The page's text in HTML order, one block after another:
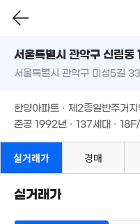
2.3억
6.85억
106m²
69m²
54m² 1.25억
51m²
3.35억
'07. 05
필터 매물 탐색
서울시 관악구 신림동
준공 1992년 · 137세대 · 18F/B1
서울특별시 관악구 신림
서울특별시 관악구 미성5길 33
한양아파트 · 제2종일반주거지
준공 1992년 · 137세대 ·
실거래가 경매
실거래가